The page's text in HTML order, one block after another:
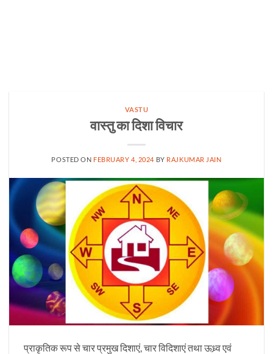
VASTU
वास्तु का दिशा विचार
POSTED ON FEBRUARY 4, 2024 BY RAJKUMAR JAIN
प्राकृतिक रूप से चार प्रमुख दिशाएं, चार विदिशाएं तथा ऊध्र्व एवं